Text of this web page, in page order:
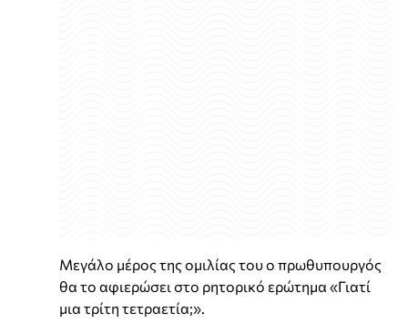
Μεγάλο μέρος της ομιλίας του ο πρωθυπουργός
θα το αφιερώσει στο ρητορικό ερώτημα «Γιατί
μια τρίτη τετραετία;».